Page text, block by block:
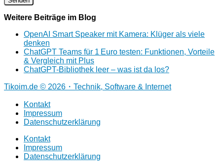
Weitere Beiträge im Blog
OpenAI Smart Speaker mit Kamera: Klüger als viele
denken
ChatGPT Teams für 1 Euro testen: Funktionen, Vorteile
& Vergleich mit Plus
ChatGPT-Bibliothek leer – was ist da los?
Tikoim.de © 2026・Technik, Software & Internet
Kontakt
Impressum
Datenschutzerklärung
Kontakt
Impressum
Datenschutzerklärung